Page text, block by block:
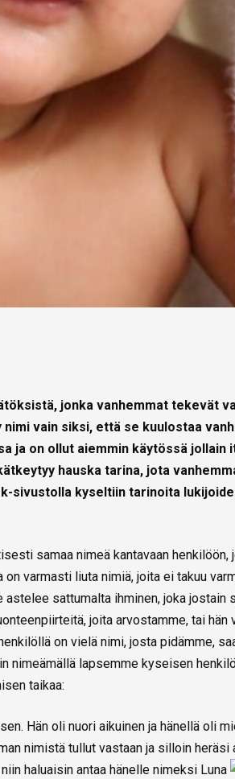
jonka vanhemmat tekevät
vain siksi, että se kuulostaa
ja on ollut aiemmin käytössä jollain
hauska tarina, jota
sivustolla kyseltiin tarinoita
samaa nimeä kantavaan henkilöön,
varmasti liuta nimiä, joita ei takuu
sattumalta ihminen, joka jostain
joita arvostamme, tai hän
on vielä nimi, josta pidämme,
nimeämällä lapsemme kyseisen
taikaa:
Hän oli nuori aikuinen ja hänellä oli
nimistä tullut vastaan ja silloin heräsi
haluaisin antaa hänelle nimeksi Luna